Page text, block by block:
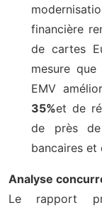
financière
de cartes
mesure
EMV
35%et de
de près de
bancaires et
Analyse
Le rapport